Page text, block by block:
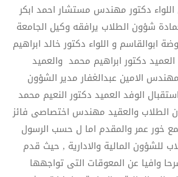
دكتور مهندس مستشار احمد ابكر
شؤون الطلاب يرافقه وكيل الجامعة
ابوالقاسم و اللواء دكتور خالد ابراهيم
دكتور ابراهيم محمد والعميد
الامين عبدالغفار مدير الشؤون
الوفد العميد دكتور النعيم محمد
الطلاب والعقيد مهندس اختصاصى فائز
خور عمر والمقدم اما ل حسب الرسول
للشؤون المالية والادارية , حيث قدم
وافيا عن المعوقات التى تواجهها